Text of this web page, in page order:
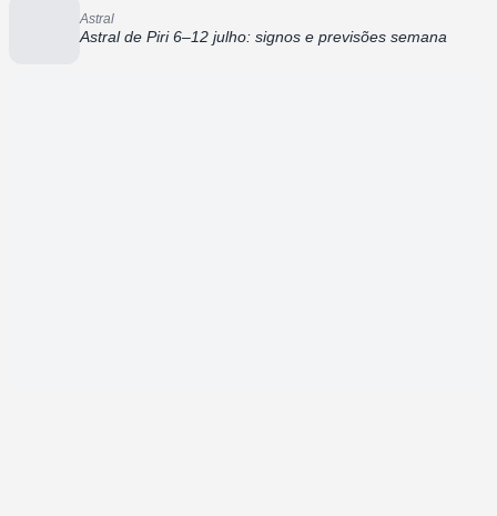
Astral
Astral de Piri 6–12 julho: signos e previsões semana